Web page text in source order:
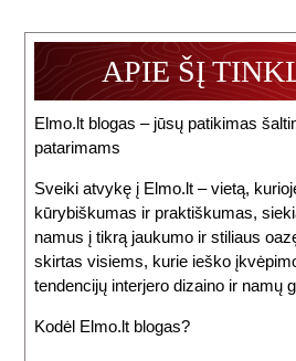
APIE ŠĮ
Elmo.lt blogas – jūsų patikimas
patarimams
Sveiki atvykę į Elmo.lt – vietą,
kūrybiškumas ir praktiškumas,
namus į tikrą jaukumo ir stiliaus
skirtas visiems, kurie ieško
tendencijų interjero dizaino ir namų
Kodėl Elmo.lt blogas?